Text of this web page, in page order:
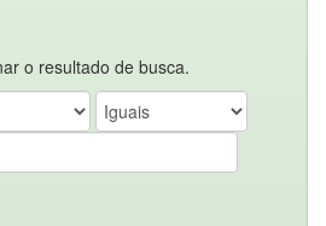
o resultado de busca.